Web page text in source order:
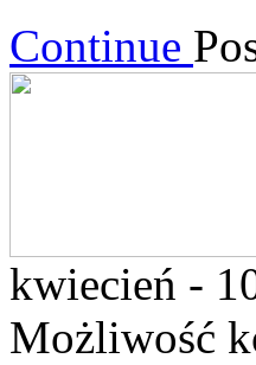
Continue
kwiecień -
Możliwość